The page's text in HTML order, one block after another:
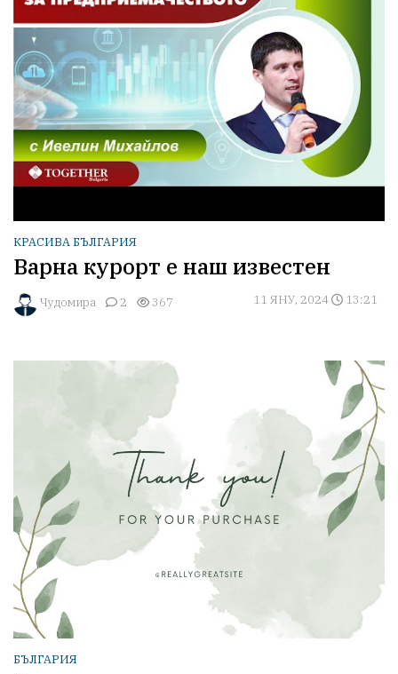
КРАСИВА БЪЛГАРИЯ
Варна курорт е наш известен
Чудомира 2 367 11 ЯНУ, 2024 13:21
БЪЛГАРИЯ